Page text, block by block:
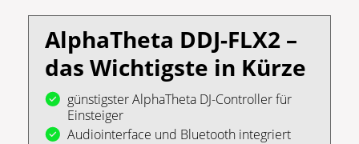
AlphaTheta DDJ-FLX2 –
das Wichtigste in Kürze
günstigster AlphaTheta DJ-Controller für
Einsteiger
Audiointerface und Bluetooth integriert